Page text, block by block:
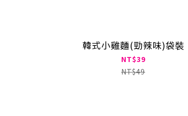
韓式小雞麵(勁辣味)袋裝
NT$39
NT$49